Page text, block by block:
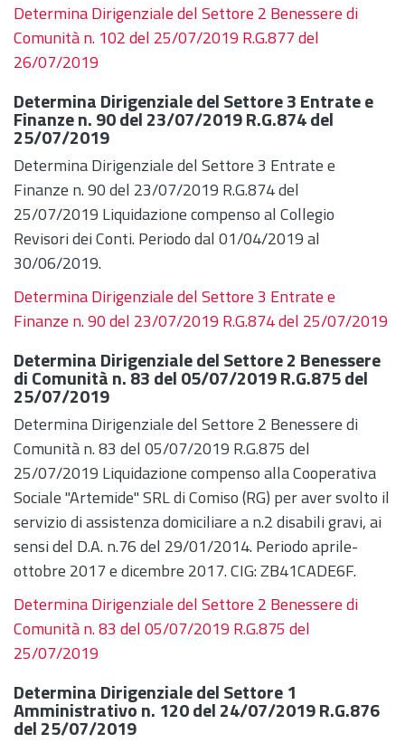
Determina Dirigenziale del Settore 2 Benessere di
Comunità n. 102 del 25/07/2019 R.G.877 del
26/07/2019
Determina Dirigenziale del Settore 3 Entrate e
Finanze n. 90 del 23/07/2019 R.G.874 del
25/07/2019
Determina Dirigenziale del Settore 3 Entrate e
Finanze n. 90 del 23/07/2019 R.G.874 del
25/07/2019 Liquidazione compenso al Collegio
Revisori dei Conti. Periodo dal 01/04/2019 al
30/06/2019.
Determina Dirigenziale del Settore 3 Entrate e
Finanze n. 90 del 23/07/2019 R.G.874 del 25/07/2019
Determina Dirigenziale del Settore 2 Benessere
di Comunità n. 83 del 05/07/2019 R.G.875 del
25/07/2019
Determina Dirigenziale del Settore 2 Benessere di
Comunità n. 83 del 05/07/2019 R.G.875 del
25/07/2019 Liquidazione compenso alla Cooperativa
Sociale "Artemide" SRL di Comiso (RG) per aver svolto il
servizio di assistenza domiciliare a n.2 disabili gravi, ai
sensi del D.A. n.76 del 29/01/2014. Periodo aprile-
ottobre 2017 e dicembre 2017. CIG: ZB41CADE6F.
Determina Dirigenziale del Settore 2 Benessere di
Comunità n. 83 del 05/07/2019 R.G.875 del
25/07/2019
Determina Dirigenziale del Settore 1
Amministrativo n. 120 del 24/07/2019 R.G.876
del 25/07/2019